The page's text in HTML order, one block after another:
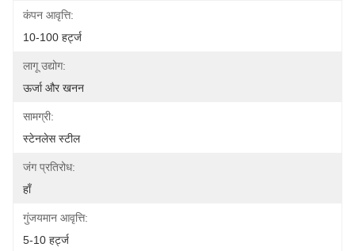
कंपन आवृत्ति:
10-100 हर्ट्ज
लागू उद्योग:
ऊर्जा और खनन
सामग्री:
स्टेनलेस स्टील
जंग प्रतिरोध:
हाँ
गुंजयमान आवृत्ति:
5-10 हर्ट्ज